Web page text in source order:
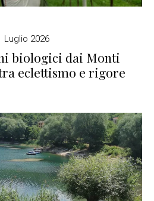
Luglio 2026
biologici dai Monti
eclettismo e rigore